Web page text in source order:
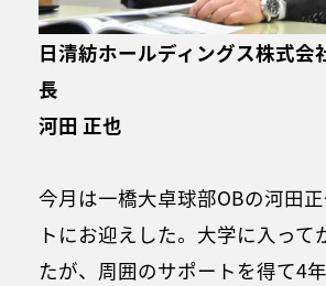
日清紡ホールディングス株式会
長
河田 正也
今月は一橋大卓球部OBの河田
トにお迎えした。大学に入って
たが、周囲のサポートを得て4